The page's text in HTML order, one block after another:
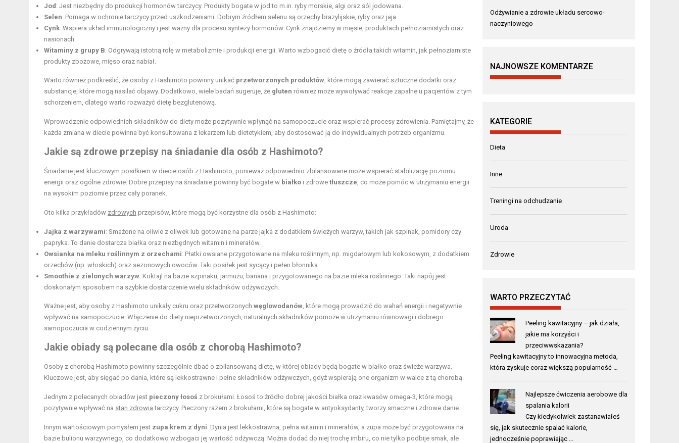
Jod : Jest niezbędny do produkcji hormonów tarczycy. Produkty bogate w jod to m.in. ryby morskie, algi oraz sól jodowana.
Selen: Pomaga w ochronie tarczycy przed uszkodzeniami. Dobrym źródłem selenu są orzechy brazylijskie, ryby oraz jaja.
Cynk: Wspiera układ immunologiczny i jest ważny dla procesu syntezy hormonów. Cynk znajdziemy w mięsie, produktach pełnoziarnistych oraz
nasionach.
Witaminy z grupy B: Odgrywają istotną rolę w metabolizmie i produkcji energii. Warto wzbogacić dietę o źródła takich witamin, jak pełnoziarniste
produkty zbożowe, mięso oraz nabiał.
Warto również podkreślić, że osoby z Hashimoto powinny unikać przetworzonych produktów, które mogą zawierać sztuczne dodatki oraz
substancje, które mogą nasilać objawy. Dodatkowo, wiele badań sugeruje, że gluten również może wywoływać reakcje zapalne u pacjentów z tym
schorzeniem, dlatego warto rozważyć dietę bezglutenową.
Wprowadzenie odpowiednich składników do diety może pozytywnie wpłynąć na samopoczucie oraz wspierać procesy zdrowienia. Pamiętajmy, że
każda zmiana w diecie powinna być konsultowana z lekarzem lub dietetykiem, aby dostosować ją do indywidualnych potrzeb organizmu.
Jakie są zdrowe przepisy na śniadanie dla osób z Hashimoto?
Śniadanie jest kluczowym posiłkiem w diecie osób z Hashimoto, ponieważ odpowiednio zbilansowane może wspierać stabilizację poziomu
energii oraz ogólne zdrowie. Dobre przepisy na śniadanie powinny być bogate w białko i zdrowe tłuszcze, co może pomóc w utrzymaniu energii
na wysokim poziomie przez cały poranek.
Oto kilka przykładów zdrowych przepisów, które mogą być korzystne dla osób z Hashimoto:
Jajka z warzywami: Smażone na oliwie z oliwek lub gotowane na parze jajka z dodatkiem świeżych warzyw, takich jak szpinak, pomidory czy
papryka. To danie dostarcza białka oraz niezbędnych witamin i minerałów.
Owsianka na mleku roślinnym z orzechami: Płatki owsiane przygotowane na mleku roślinnym, np. migdałowym lub kokosowym, z dodatkiem
orzechów (np. włoskich) oraz sezonowych owoców. Taki posiłek jest sycący i pełen błonnika.
Smoothie z zielonych warzyw: Koktajl na bazie szpinaku, jarmużu, banana i przygotowanego na bazie mleka roślinnego. Taki napój jest
doskonałym sposobem na szybkie dostarczenie wielu składników odżywczych.
Ważne jest, aby osoby z Hashimoto unikały cukru oraz przetworzonych węglowodanów, które mogą prowadzić do wahań energii i negatywnie
wpływać na samopoczucie. Włączenie do diety nieprzetworzonych, naturalnych składników pomoże w utrzymaniu równowagi i dobrego
samopoczucia w codziennym życiu.
Jakie obiady są polecane dla osób z chorobą Hashimoto?
Osoby z chorobą Hashimoto powinny szczególnie dbać o zbilansowaną dietę, w której obiady będą bogate w białko oraz świeże warzywa.
Kluczowe jest, aby sięgać po dania, które są lekkostrawne i pełne składników odżywczych, gdyż wspierają one organizm w walce z tą chorobą.
Jednym z polecanych obiadów jest pieczony łosoś z brokułami. Łosoś to źródło dobrej jakości białka oraz kwasów omega-3, które mogą
pozytywnie wpływać na stan zdrowia tarczycy. Pieczony razem z brokułami, które są bogate w antyoksydanty, tworzy smaczne i zdrowe danie.
Innym wartościowym pomysłem jest zupa krem z dyni. Dynia jest lekkostrawna, pełna witamin i minerałów, a zupa może być przygotowana na
bazie bulionu warzywnego, co dodatkowo wzbogaci jej wartość odżywczą. Można dodać do niej trochę imbiru, co nie tylko podbije smak, ale
Odżywianie a zdrowie układu sercowo-
naczyniowego
NAJNOWSZE KOMENTARZE
KATEGORIE
Dieta
Inne
Treningi na odchudzanie
Uroda
Zdrowie
WARTO PRZECZYTAĆ
Peeling kawitacyjny – jak działa,
jakie ma korzyści i
przeciwwskazania?
Peeling kawitacyjny to innowacyjna metoda,
która zyskuje coraz większą popularność …
Najlepsze ćwiczenia aerobowe dla
spalania kalorii
Czy kiedykolwiek zastanawiałeś
się, jak skutecznie spalać kalorie,
jednocześnie poprawiając …